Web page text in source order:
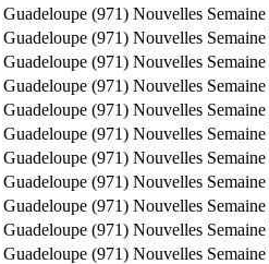
Guadeloupe (971) Nouvelles Semaine
Guadeloupe (971) Nouvelles Semaine
Guadeloupe (971) Nouvelles Semaine
Guadeloupe (971) Nouvelles Semaine
Guadeloupe (971) Nouvelles Semaine
Guadeloupe (971) Nouvelles Semaine
Guadeloupe (971) Nouvelles Semaine
Guadeloupe (971) Nouvelles Semaine
Guadeloupe (971) Nouvelles Semaine
Guadeloupe (971) Nouvelles Semaine
Guadeloupe (971) Nouvelles Semaine